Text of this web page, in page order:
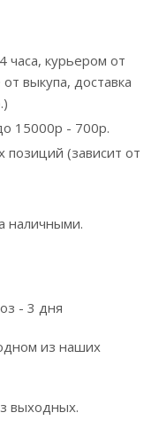
часа, курьером от
выкупа, доставка
15000р - 700р.
позиций (зависит от
наличными.
- 3 дня
из наших
выходных.